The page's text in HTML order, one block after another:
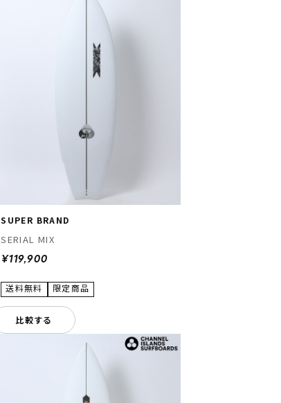
SUPER BRAND
SERIAL MIX
¥119,900
比較する